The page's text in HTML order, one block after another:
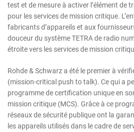
test et de mesure à activer l’élément de
pour les services de mission critique.
fabricants d’appareils et aux
douceur du système TETRA de radio
étroite vers les services de mission
Rohde & Schwarz a été le premier à
(mission-critical push to talk). Ce qui a
programme de certification unique en
mission critique (MCS). Grâce à ce
réseaux de sécurité publique ont la
les appareils utilisés dans le cadre de